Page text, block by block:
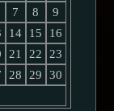
7 8
9
14 15
16
21 22
23
28 29
30